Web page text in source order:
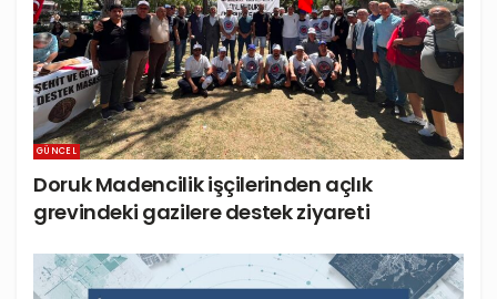
GÜNCEL
Doruk Madencilik işçilerinden açlık
grevindeki gazilere destek ziyareti